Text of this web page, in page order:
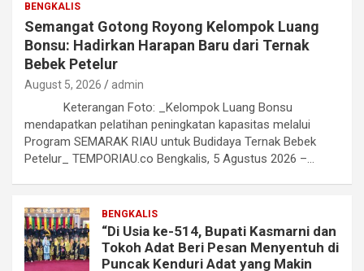
BENGKALIS
Semangat Gotong Royong Kelompok Luang
Bonsu: Hadirkan Harapan Baru dari Ternak
Bebek Petelur
August 5, 2026 admin
Keterangan Foto: _Kelompok Luang Bonsu
mendapatkan pelatihan peningkatan kapasitas melalui
Program SEMARAK RIAU untuk Budidaya Ternak Bebek
Petelur_ TEMPORIAU.co Bengkalis, 5 Agustus 2026 –…
BENGKALIS
“Di Usia ke-514, Bupati Kasmarni dan
Tokoh Adat Beri Pesan Menyentuh di
Puncak Kenduri Adat yang Makin